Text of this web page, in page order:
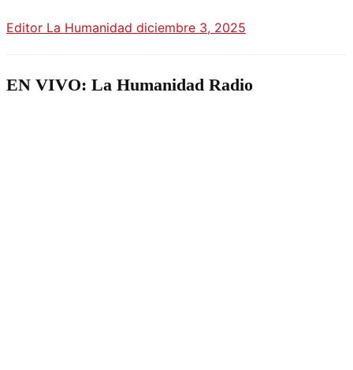
Editor La Humanidad diciembre 3, 2025
EN VIVO: La Humanidad Radio